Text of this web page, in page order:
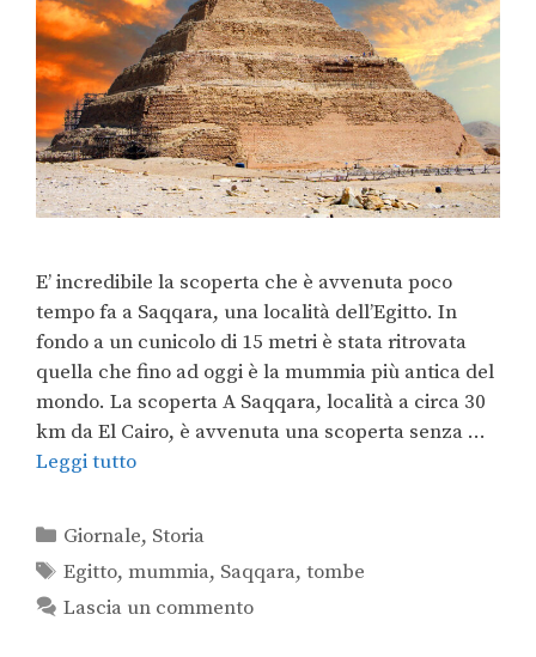
E’ incredibile la scoperta che è avvenuta poco
tempo fa a Saqqara, una località dell’Egitto. In
fondo a un cunicolo di 15 metri è stata ritrovata
quella che fino ad oggi è la mummia più antica del
mondo. La scoperta A Saqqara, località a circa 30
km da El Cairo, è avvenuta una scoperta senza …
Leggi tutto
Giornale, Storia
Egitto,mummia, Saqqara,tombe
Lascia un commento